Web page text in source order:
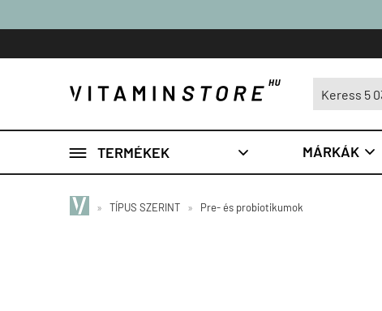
 TERMÉKEK  MÁRKÁK 
» TÍPUS SZERINT » Pre- és probiotikumok